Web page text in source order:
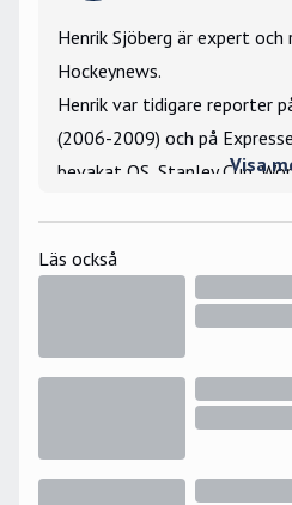
Henrik Sjöberg är expert och
Hockeynews.
Henrik var tidigare reporter
(2006-2009) och på
bevakat OS, Stanley Cup,
Larionov under gästspelet i
Visa
Läs också